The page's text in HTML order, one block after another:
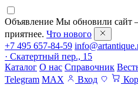
Объявление Мы обновили сайт
приятнее. Что нового
+7 495 657-84-59
· Скатертный пер., 15
Каталог О нас Справочник
Telegram MAX Вход